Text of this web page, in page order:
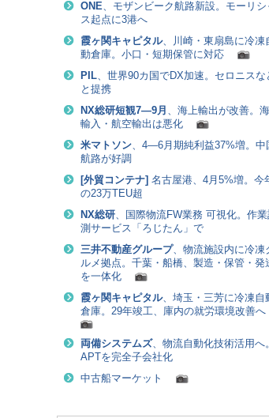
ONE、モザンビーク航路新設。モーリシ
ス起点に3港へ
霞ヶ関キャピタル、川崎・東扇島に冷凍
動倉庫。小口・短期保管に対応
PIL、世界90カ国でDX加速。セロニスな
と提携
NX総研短観7―9月 、海上輸出が改善。
輸入・航空輸出は悪化
米マトソン、4―6月期純利益37%増。中
航路が好調
[外貿コンテナ] 名古屋港、4月5%増。今
の23万TEU超
NX総研、国際物流FW業務 可視化。作
測サービス「ろじたん」で
三井不動産グループ、物流施設内に冷凍
ルメ拠点。千葉・船橋、製造・保管・発
を一体化
霞ヶ関キャピタル、埼玉・三芳に冷凍自
倉庫。29年竣工、庫内の就労環境改善
両備システムズ、物流自動化技術活用へ。
APTを完全子会社化
中古船マーケット